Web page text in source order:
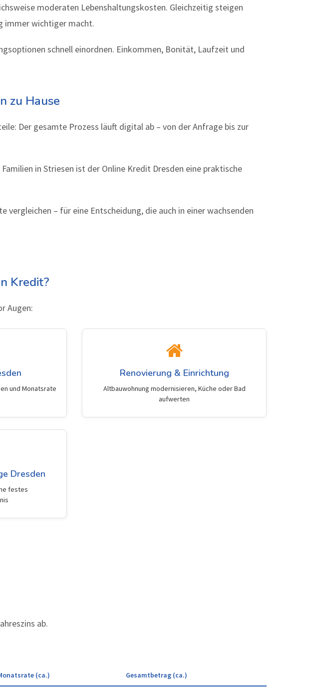
moderaten Lebenshaltungskosten. Gleichzeitig steigen
immer wichtiger macht.
schnell einordnen. Einkommen, Bonität, Laufzeit und
zu Hause
Der gesamte Prozess läuft digital ab – von der Anfrage bis zur
in Striesen ist der Online Kredit Dresden eine praktische
– für eine Entscheidung, die auch in einer wachsenden
Kredit?
Augen:
und Monatsrate
Renovierung & Einrichtung
Altbauwohnung modernisieren, Küche oder Bad
aufwerten
Dresden
festes
ab.
(ca.) Gesamtbetrag (ca.)